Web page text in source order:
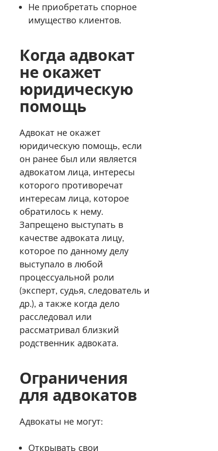
Не приобретать спорное
имущество клиентов.
Когда адвокат
не окажет
юридическую
помощь
Адвокат не окажет
юридическую помощь, если
он ранее был или является
адвокатом лица, интересы
которого противоречат
интересам лица, которое
обратилось к нему.
Запрещено выступать в
качестве адвоката лицу,
которое по данному делу
выступало в любой
процессуальной роли
(эксперт, судья, следователь и
др.), а также когда дело
расследовал или
рассматривал близкий
родственник адвоката.
Ограничения
для адвокатов
Адвокаты не могут:
Открывать свои